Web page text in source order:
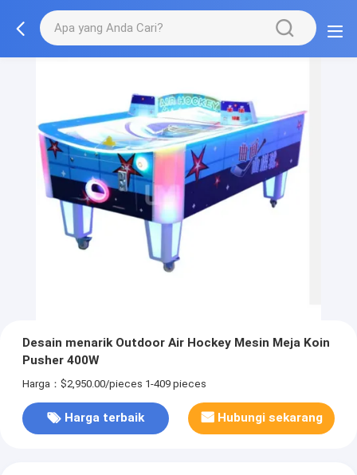
Desain menarik Outdoor Air Hockey Mesin Meja Koin
Pusher 400W
Harga：$2,950.00/pieces 1-409 pieces
Harga terbaik Hubungi sekarang